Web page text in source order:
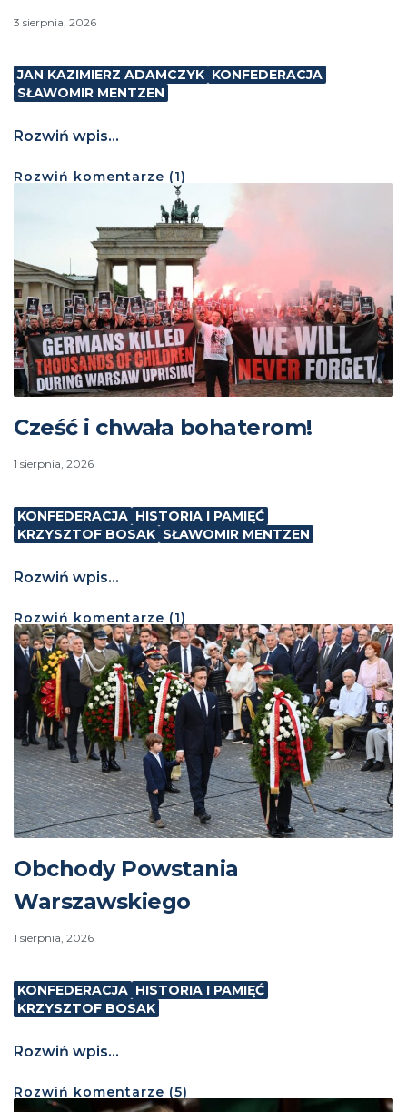
3 sierpnia, 2026
JAN KAZIMIERZ ADAMCZYK KONFEDERACJA
SŁAWOMIR MENTZEN
Rozwiń wpis...
Rozwiń komentarze (1)
Cześć i chwała bohaterom!
1 sierpnia, 2026
KONFEDERACJA HISTORIA I PAMIĘĆ
KRZYSZTOF BOSAK SŁAWOMIR MENTZEN
Rozwiń wpis...
Rozwiń komentarze (1)
Obchody Powstania
Warszawskiego
1 sierpnia, 2026
KONFEDERACJA HISTORIA I PAMIĘĆ
KRZYSZTOF BOSAK
Rozwiń wpis...
Rozwiń komentarze (5)